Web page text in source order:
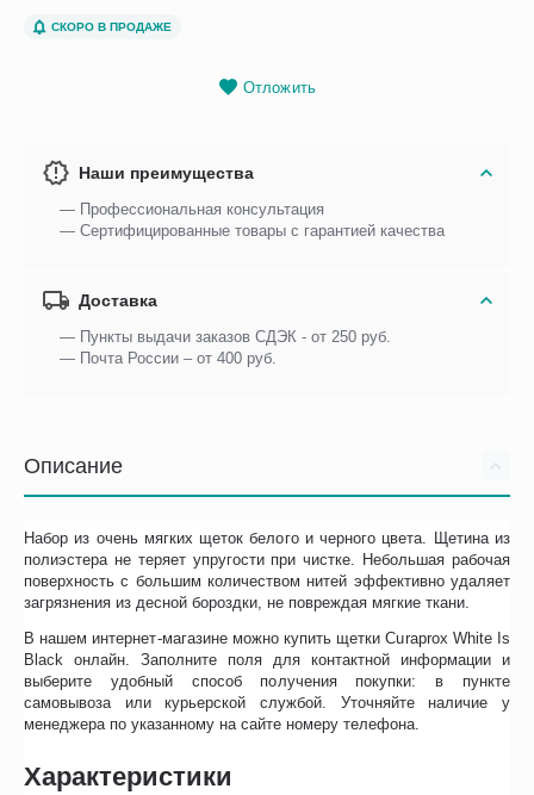
СКОРО В ПРОДАЖЕ
Отложить
Наши преимущества
— Профессиональная консультация
— Сертифицированные товары с гарантией качества
Доставка
— Пункты выдачи заказов СДЭК - от 250 руб.
— Почта России – от 400 руб.
Описание
Набор из очень мягких щеток белого и черного цвета. Щетина из
полиэстера не теряет упругости при чистке. Небольшая рабочая
поверхность с большим количеством нитей эффективно удаляет
загрязнения из десной бороздки, не повреждая мягкие ткани.
В нашем интернет-магазине можно купить щетки Curaprox White Is
Black онлайн. Заполните поля для контактной информации и
выберите удобный способ получения покупки: в пункте
самовывоза или курьерской службой. Уточняйте наличие у
менеджера по указанному на сайте номеру телефона.
Характеристики